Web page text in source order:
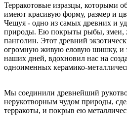
Терракотовые изразцы, которыми
имеют красивую форму, размер и
Чешуя - одно из самых древних и
природы. Ею покрыты рыбы, змеи,
панголин. Этот древний
огромную живую еловую шишку, и
наших дней, вдохновил нас на
одноименных керамико-
Мы соединили древнейший
нерукотворным чудом природы,
терракоты, и покрыв ею